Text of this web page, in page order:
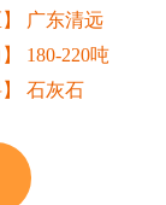
】 广东清远
180-220吨
】 石灰石